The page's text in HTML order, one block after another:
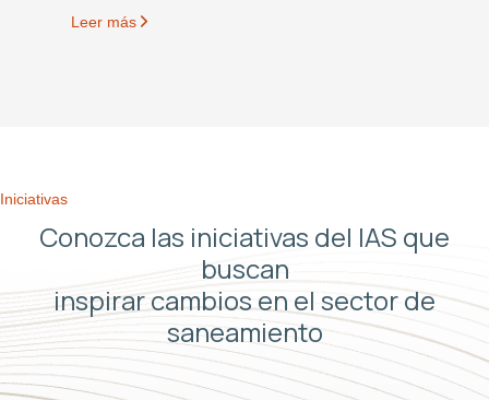
Leer más
Iniciativas
Conozca las iniciativas del IAS que
buscan
inspirar cambios en el sector de
saneamiento